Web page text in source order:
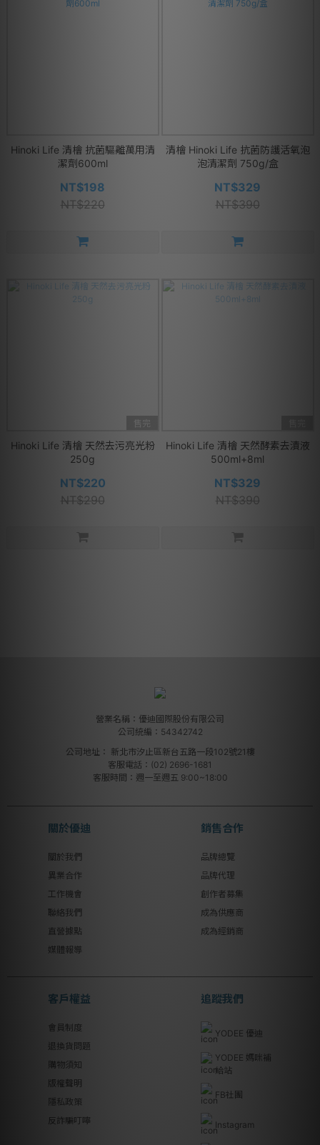
Hinoki Life 清檜 抗菌驅離萬用清
潔劑600ml
NT$198
NT$220
清檜 Hinoki Life 抗菌防護活氧泡
泡清潔劑 750g/盒
NT$329
NT$390
售完
Hinoki Life 清檜 天然去污亮光粉
250g
NT$220
NT$290
Hinoki Life 清檜 天然酵素去漬液
500ml+8ml
NT$329
NT$390
營業名稱：優迪國際股份有限公司
公司統編：54342742
公司地址： 新北市汐止區新台五路一段102號21樓
客服電話：(02) 2696-1681
客服時間：週一至週五 9:00~18:00
關於優迪
關於我們
異業合作
工作機會
聯絡我們
直營據點
媒體報導
銷售合作
品牌總覽
品牌代理
創作者募集
成為供應商
成為經銷商
客戶權益
會員制度
退換貨問題
購物須知
版權聲明
隱私政策
反詐騙叮嚀
追蹤我們
YODEE 優迪
YODEE 媽咪補
給站
FB社團
Instagram